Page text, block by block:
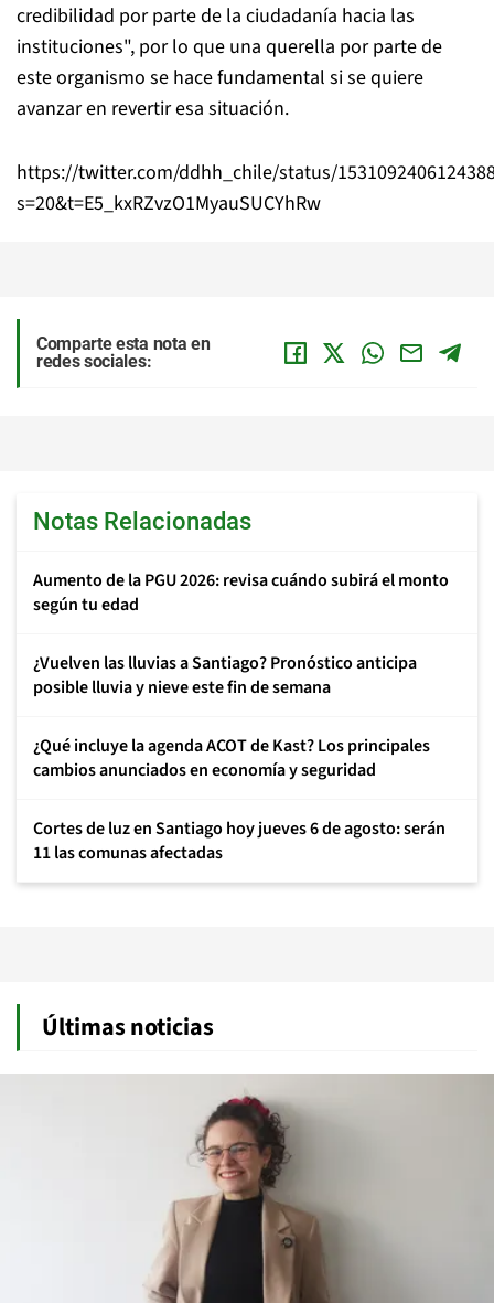
credibilidad por parte de la ciudadanía hacia las
instituciones", por lo que una querella por parte de
este organismo se hace fundamental si se quiere
avanzar en revertir esa situación.
https://twitter.com/ddhh_chile/status/
s=20&t=E5_kxRZvzO1MyauSUCYhRw
Comparte esta nota en
redes sociales:
Notas Relacionadas
Aumento de la PGU 2026: revisa cuándo subirá el monto
según tu edad
¿Vuelven las lluvias a Santiago? Pronóstico anticipa
posible lluvia y nieve este fin de semana
¿Qué incluye la agenda ACOT de Kast? Los principales
cambios anunciados en economía y seguridad
Cortes de luz en Santiago hoy jueves 6 de agosto: serán
11 las comunas afectadas
Últimas noticias